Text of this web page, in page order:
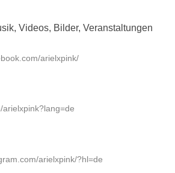
Videos, Bilder, Veranstaltungen
arielxpink/
arielxpink?lang=de
arielxpink/?hl=de